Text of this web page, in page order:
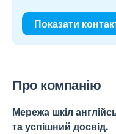
Показати
Про компанію
Мережа шкіл
та успішний досвід.